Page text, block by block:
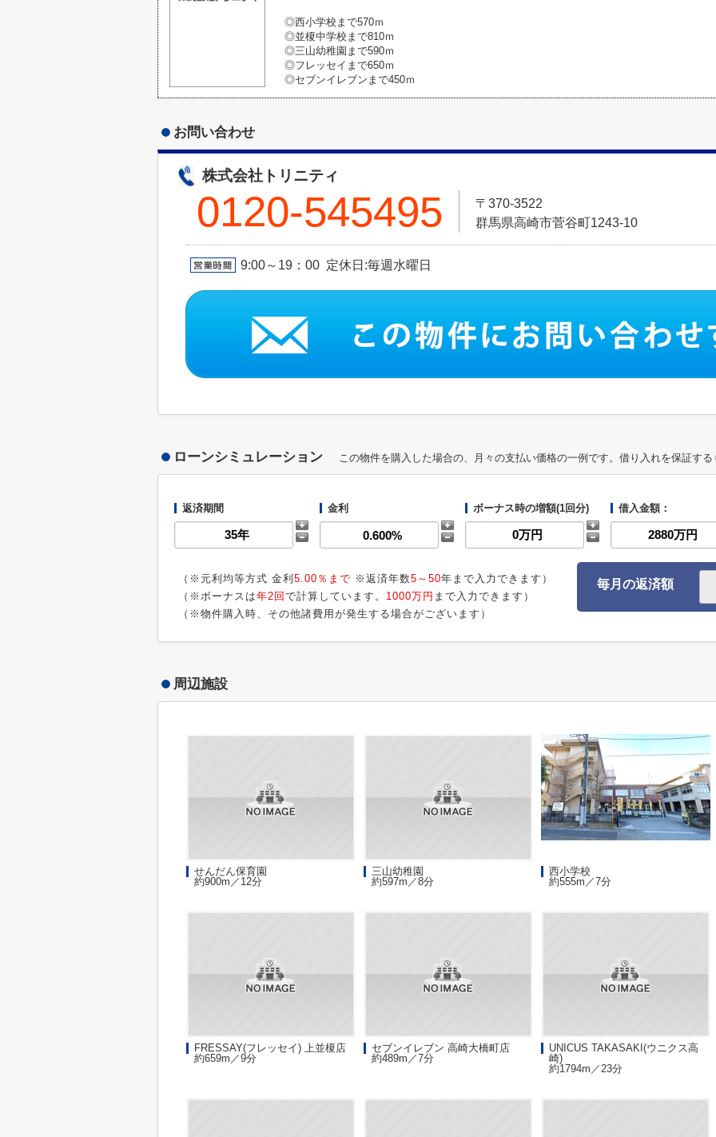
◎西小学校まで570ｍ
◎並榎中学校まで810ｍ
◎三山幼稚園まで590ｍ
◎フレッセイまで650ｍ
◎セブンイレブンまで450ｍ
お問い合わせ
株式会社トリニティ
0120-545495
〒370-3522
群馬県高崎市菅谷町1243-10
9:00～19：00 定休日:毎週水曜日
ローンシミュレーション この物件を購入した場合の、月々の支払い価格の一例です。借り入れを保証す
返済期間 金利 ボーナス時の増額(1回分) 借入金額：
（※元利均等方式 金利 5.00％まで ※返済年数5～50年まで入力できます）
（※ボーナスは年2回 で計算しています。 1000万円 まで入力できます）
（※物件購入時、その他諸費用が発生する場合がございます）
毎月の返済額
周辺施設
せんだん保育園
約900m／12分
三山幼稚園
約597m／8分
西小学校
約555m／7分
FRESSAY(フレッセイ) 上並榎店
約659m／9分
セブンイレブン 高崎大橋町店
約489m／7分
UNICUS TAKASAKI(ウニクス高
崎)
約1794m／23分